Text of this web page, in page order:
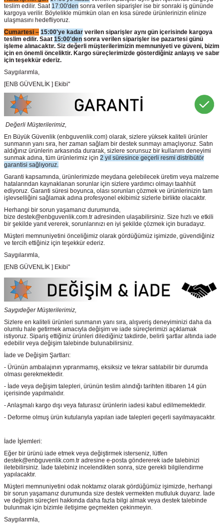
teslim edilir. Saat 17:00'den sonra verilen siparişler ise bir sonraki iş gününde
kargoya verilir. Böylelikle mümkün olan en kısa sürede ürünlerinizin elinize
ulaşmasını hedefliyoruz.
Cumartesi – 15:00'ye kadar verilen siparişler aynı gün içerisinde kargoya
teslim edilir. Saat 15:00'den sonra verilen siparişler ise pazartesi günü
işleme alınacaktır. Siz değerli müşterilerimizin memnuniyeti ve güveni, bizim
için en önemli önceliktir. Kargo süreçlerimizde gösterdiğiniz anlayış ve sabır
için teşekkür ederiz.
Saygılarımla,
[ENB GÜVENLİK ] Ekibi"
Değerli Müşterilerimiz,
En Büyük Güvenlik (enbguvenlik.com) olarak, sizlere yüksek kaliteli ürünler
sunmanın yanı sıra, her zaman sağlam bir destek sunmayı amaçlıyoruz. Satın
aldığınız ürünlerin arkasında durarak, sizlere sorunsuz bir kullanım deneyimi
sunmak adına, tüm ürünlerimiz için 2 yıl süresince geçerli resmi distribütör
garantisi sağlıyoruz.
Garanti kapsamında, ürünlerimizde meydana gelebilecek üretim veya malzeme
hatalarından kaynaklanan sorunlar için sizlere yardımcı olmayı taahhüt
ediyoruz. Garanti süresi boyunca, olası sorunları çözmek ve ürünlerinizin tam
işlevselliğini sağlamak adına profesyonel ekibimiz sizlerle birlikte olacaktır.
Herhangi bir sorun yaşamanız durumunda,
bize destek@enbguvenlik.com.tr adresinden ulaşabilirsiniz. Size hızlı ve etkili
bir şekilde yanıt vererek, sorunlarınızı en iyi şekilde çözmek için buradayız.
Müşteri memnuniyetini önceliğimiz olarak gördüğümüz işimizde, güvendiğiniz
ve tercih ettiğiniz için teşekkür ederiz.
Saygılarımla,
[ENB GÜVENLİK ] Ekibi"
Saygıdeğer Müşterilerimiz,
Sizlere en kaliteli ürünleri sunmanın yanı sıra, alışveriş deneyiminizi daha da
olumlu hale getirmek amacıyla değişim ve iade süreçlerimizi açıklamak
istiyoruz. Sipariş ettiğiniz ürünleri dilediğiniz takdirde, belirli şartlar altında iade
edebilir veya değişim talebinde bulunabilirsiniz.
İade ve Değişim Şartları:
- Ürünün ambalajının yıpranmamış, eksiksiz ve tekrar satılabilir bir durumda
olması gerekmektedir.
- İade veya değişim talepleri, ürünün teslim alındığı tarihten itibaren 14 gün
içerisinde yapılmalıdır.
- Anlaşmalı kargo dışı veya faturasız ürünlerin iadesi kabul edilmemektedir.
- Deforme olmuş ürün kutularıyla yapılan iade talepleri geçerli sayılmayacaktır.
İade İşlemleri:
Eğer bir ürünü iade etmek veya değiştirmek isterseniz, lütfen
destek@enbguvenlik.com.tr adresine e-posta göndererek iade talebinizi
iletebilirsiniz. İade talebiniz incelendikten sonra, size gerekli bilgilendirme
yapılacaktır.
Müşteri memnuniyetini odak noktamız olarak gördüğümüz işimizde, herhangi
bir sorun yaşamanız durumunda size destek vermekten mutluluk duyarız. İade
ve değişim süreçleri hakkında daha fazla bilgi almak veya destek talebinde
bulunmak için bizimle iletişime geçmekten çekinmeyin.
Saygılarımla,